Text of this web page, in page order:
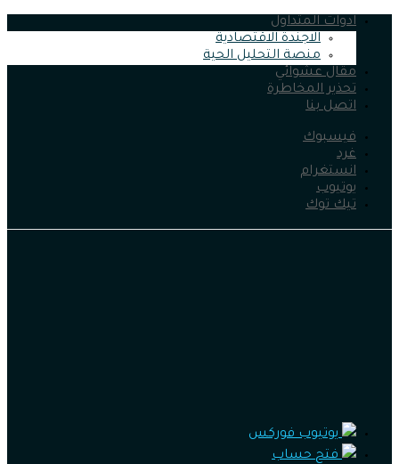
ادوات المتداول
الاجندة الاقتصادية
منصة التحليل الحية
مقال عشوائي
تحذير المخاطرة
اتصل بنا
فيسبوك
غرد
انستغرام
يوتيوب
تيك توك
يوتيوب فوركس
فتح حساب